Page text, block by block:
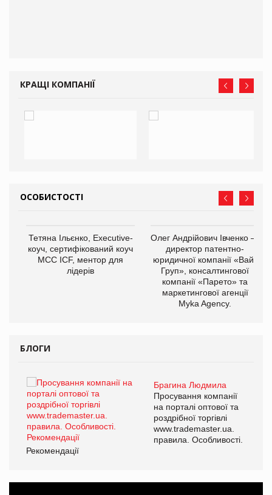
КРАЩІ КОМПАНІЇ
ОСОБИСТОСТІ
Тетяна Ільєнко, Executive-
коуч, сертифікований коуч
МСС ICF, ментор для
лідерів
Олег Андрійович Івченко —
директор патентно-
юридичної компанії «Вайз
Груп», консалтингової
компанії «Парето» та
маркетингової агенції
Myka Agency.
БЛОГИ
Брагина Людмила
Просування компанії
на порталі оптової та
роздрібної торгівлі
www.trademaster.ua.
правила. Особливості.
Рекомендації